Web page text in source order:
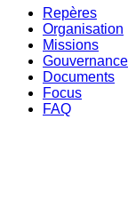
Repères
Organisation
Missions
Gouvernance
Documents
Focus
FAQ